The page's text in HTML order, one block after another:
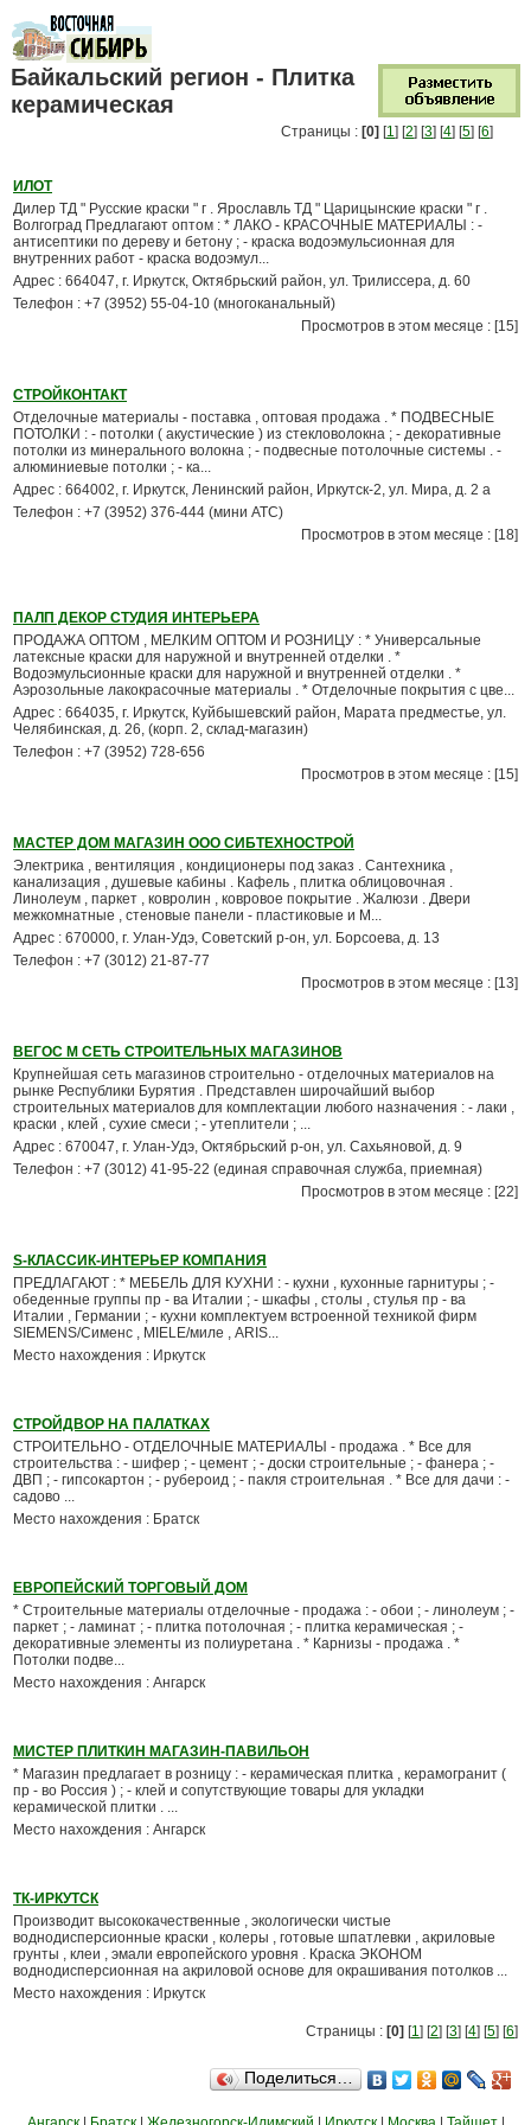
Байкальский регион - Плитка
керамическая
Страницы : [0] [1] [2] [3] [4] [5] [6]
ИЛОТ
Дилер ТД " Русские краски " г . Ярославль ТД " Царицынские краски " г .
Волгоград Предлагают оптом : * ЛАКО - КРАСОЧНЫЕ МАТЕРИАЛЫ : -
антисептики по дереву и бетону ; - краска водоэмульсионная для
внутренних работ - краска водоэмул...
Адрес : 664047, г. Иркутск, Октябрьский район, ул. Трилиссера, д. 60
Телефон : +7 (3952) 55-04-10 (многоканальный)
Просмотров в этом месяце : [15]
СТРОЙКОНТАКТ
Отделочные материалы - поставка , оптовая продажа . * ПОДВЕСНЫЕ
ПОТОЛКИ : - потолки ( акустические ) из стекловолокна ; - декоративные
потолки из минерального волокна ; - подвесные потолочные системы . -
алюминиевые потолки ; - ка...
Адрес : 664002, г. Иркутск, Ленинский район, Иркутск-2, ул. Мира, д. 2 а
Телефон : +7 (3952) 376-444 (мини АТС)
Просмотров в этом месяце : [18]
ПАЛП ДЕКОР СТУДИЯ ИНТЕРЬЕРА
ПРОДАЖА ОПТОМ , МЕЛКИМ ОПТОМ И РОЗНИЦУ : * Универсальные
латексные краски для наружной и внутренней отделки . *
Водоэмульсионные краски для наружной и внутренней отделки . *
Аэрозольные лакокрасочные материалы . * Отделочные покрытия с цве...
Адрес : 664035, г. Иркутск, Куйбышевский район, Марата предместье, ул.
Челябинская, д. 26, (корп. 2, склад-магазин)
Телефон : +7 (3952) 728-656
Просмотров в этом месяце : [15]
МАСТЕР ДОМ МАГАЗИН ООО СИБТЕХНОСТРОЙ
Электрика , вентиляция , кондиционеры под заказ . Сантехника ,
канализация , душевые кабины . Кафель , плитка облицовочная .
Линолеум , паркет , ковролин , ковровое покрытие . Жалюзи . Двери
межкомнатные , стеновые панели - пластиковые и М...
Адрес : 670000, г. Улан-Удэ, Советский р-он, ул. Борсоева, д. 13
Телефон : +7 (3012) 21-87-77
Просмотров в этом месяце : [13]
ВЕГОС М СЕТЬ СТРОИТЕЛЬНЫХ МАГАЗИНОВ
Крупнейшая сеть магазинов строительно - отделочных материалов на
рынке Республики Бурятия . Представлен широчайший выбор
строительных материалов для комплектации любого назначения : - лаки ,
краски , клей , сухие смеси ; - утеплители ; ...
Адрес : 670047, г. Улан-Удэ, Октябрьский р-он, ул. Сахьяновой, д. 9
Телефон : +7 (3012) 41-95-22 (единая справочная служба, приемная)
Просмотров в этом месяце : [22]
S-КЛАССИК-ИНТЕРЬЕР КОМПАНИЯ
ПРЕДЛАГАЮТ : * МЕБЕЛЬ ДЛЯ КУХНИ : - кухни , кухонные гарнитуры ; -
обеденные группы пр - ва Италии ; - шкафы , столы , стулья пр - ва
Италии , Германии ; - кухни комплектуем встроенной техникой фирм
SIEMENS/Сименс , MIELE/миле , ARIS...
Место нахождения : Иркутск
СТРОЙДВОР НА ПАЛАТКАХ
СТРОИТЕЛЬНО - ОТДЕЛОЧНЫЕ МАТЕРИАЛЫ - продажа . * Все для
строительства : - шифер ; - цемент ; - доски строительные ; - фанера ; -
ДВП ; - гипсокартон ; - рубероид ; - пакля строительная . * Все для дачи : -
садово ...
Место нахождения : Братск
ЕВРОПЕЙСКИЙ ТОРГОВЫЙ ДОМ
* Строительные материалы отделочные - продажа : - обои ; - линолеум ; -
паркет ; - ламинат ; - плитка потолочная ; - плитка керамическая ; -
декоративные элементы из полиуретана . * Карнизы - продажа . *
Потолки подве...
Место нахождения : Ангарск
МИСТЕР ПЛИТКИН МАГАЗИН-ПАВИЛЬОН
* Магазин предлагает в розницу : - керамическая плитка , керамогранит (
пр - во Россия ) ; - клей и сопутствующие товары для укладки
керамической плитки . ...
Место нахождения : Ангарск
ТК-ИРКУТСК
Производит высококачественные , экологически чистые
воднодисперсионные краски , колеры , готовые шпатлевки , акриловые
грунты , клеи , эмали европейского уровня . Краска ЭКОНОМ
воднодисперсионная на акриловой основе для окрашивания потолков ...
Место нахождения : Иркутск
Страницы : [0] [1] [2] [3] [4] [5] [6]
Поделиться…